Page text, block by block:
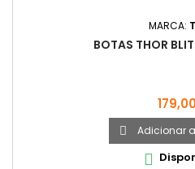
MARCA:
BOTAS THOR
Preço
 Adicionar
